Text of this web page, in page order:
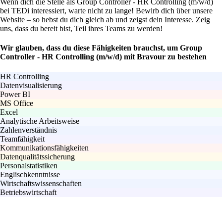
Wenn dich die Stelle als Group Controller - HR Controlling (m/w/d)
bei TEDi interessiert, warte nicht zu lange! Bewirb dich über unsere
Website – so hebst du dich gleich ab und zeigst dein Interesse. Zeig
uns, dass du bereit bist, Teil ihres Teams zu werden!
Wir glauben, dass du diese Fähigkeiten brauchst, um Group
Controller - HR Controlling (m/w/d) mit Bravour zu bestehen
HR Controlling
Datenvisualisierung
Power BI
MS Office
Excel
Analytische Arbeitsweise
Zahlenverständnis
Teamfähigkeit
Kommunikationsfähigkeiten
Datenqualitätssicherung
Personalstatistiken
Englischkenntnisse
Wirtschaftswissenschaften
Betriebswirtschaft